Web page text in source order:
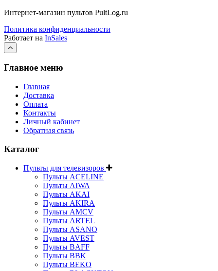
Интернет-магазин пультов PultLog.ru
Политика конфиденциальности
Работает на InSales
Главное меню
Главная
Доставка
Оплата
Контакты
Личный кабинет
Обратная связь
Каталог
Пульты для телевизоров
Пульты ACELINE
Пульты AIWA
Пульты AKAI
Пульты AKIRA
Пульты AMCV
Пульты ARTEL
Пульты ASANO
Пульты AVEST
Пульты BAFF
Пульты BBK
Пульты BEKO